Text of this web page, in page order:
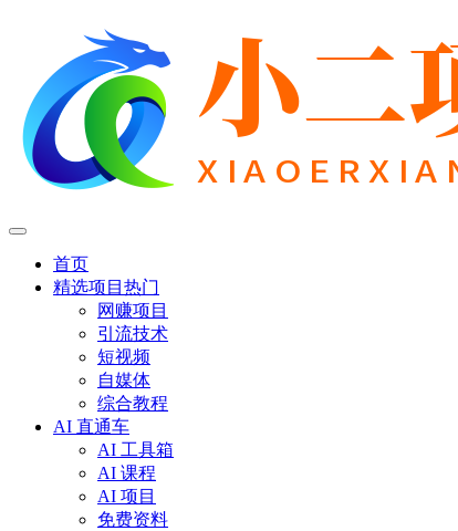
首页
精选项目 热门
网赚项目
引流技术
短视频
自媒体
综合教程
AI 直通车
AI 工具箱
AI 课程
AI 项目
免费资料